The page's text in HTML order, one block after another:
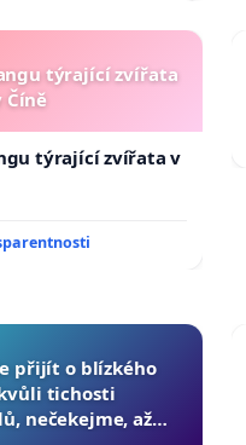
týrající zvířata
Číně
týrající zvířata v
přijít o blízkého
tichosti
nečekejme, až